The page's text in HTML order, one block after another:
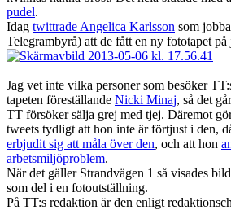
pudel.
Idag twittrade Angelica Karlsson som
Telegrambyrå) att de fått en ny fototapet på
Jag vet inte vilka personer som besöker
tapeten föreställande Nicki Minaj, så det
TT försöker sälja grej med tjej. Däremot
tweets tydligt att hon inte är förtjust i den,
erbjudit sig att måla över den, och att hon
arbetsmiljöproblem.
När det gäller Strandvägen 1 så visades
som del i en fotoutställning.
På TT:s redaktion är den enligt